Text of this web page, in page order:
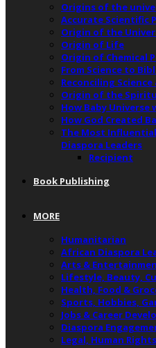
Origins of the
Accurate Scientific
Origin of the
Origin of Life
Origin of Chemical
From Science to
Reconciling
Origin of the
How Baby Universe
How God Created
The Most
Diaspora Leaders
Recipient
Book Publishing
MORE
Humanitarian
African Diaspora
Arts &
Lifestyle, Beauty,
Health, Food &
Sports, Hobbies,
Jobs & Career
Diaspora
Legal, Human